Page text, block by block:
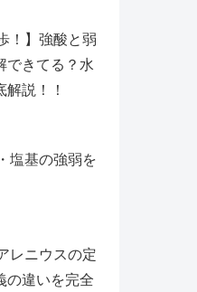
！】強酸と弱
できてる？水
説！！
塩基の強弱を
レニウスの定
の違いを完全